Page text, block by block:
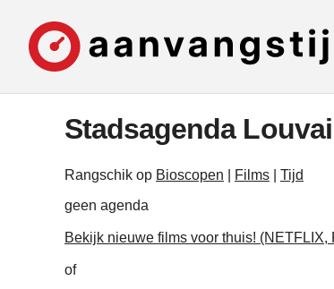
Stadsagenda
Rangschik op Bioscopen Films
Tijd
geen agenda
Bekijk nieuwe films voor thuis! (NETFLIX,
of